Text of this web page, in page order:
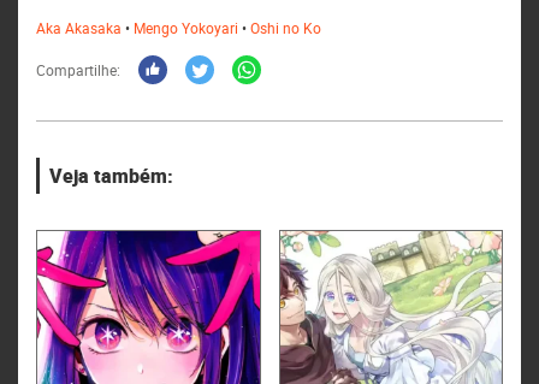
Aka Akasaka • Mengo Yokoyari •Oshi no Ko
Compartilhe:
Veja também: